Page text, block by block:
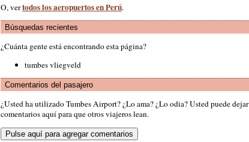
O, vertodos los aeropuertos en Perú.
Búsquedas recientes
¿Cuánta gente está encontrando esta página?
tumbes vliegveld
Comentarios del pasajero
¿Usted ha utilizado Tumbes Airport? ¿Lo ama? ¿Lo odia? Usted puede dejar
comentarios aquí para que otros viajeros lean.